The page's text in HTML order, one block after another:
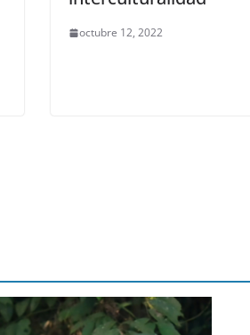
octubre 12, 2022